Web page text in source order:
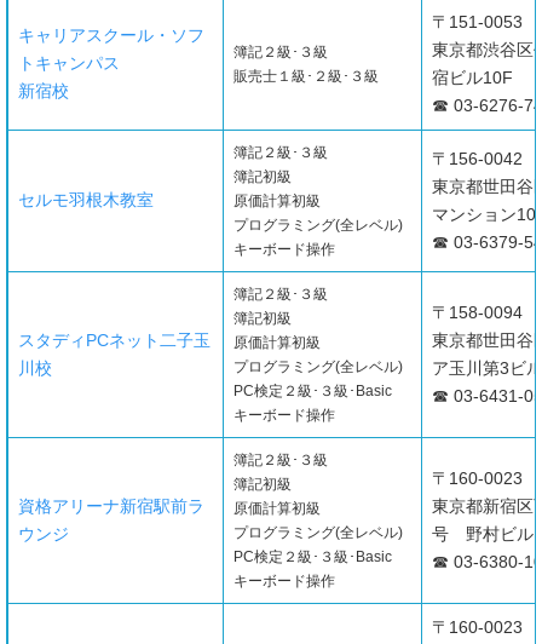
キャリアスクール・ソフ
トキャンパス
新宿校
簿記２級･３級
販売士１級･２級･３級
〒151-0053
東京都渋谷
宿ビル10F
☎ 03-6276-
セルモ羽根木教室
簿記２級･３級
簿記初級
原価計算初級
プログラミング(全レベル)
キーボード操作
〒156-0042
東京都世田
マンション
☎ 03-6379-
スタディPCネット二子玉
川校
簿記２級･３級
簿記初級
原価計算初級
プログラミング(全レベル)
PC検定２級･３級･Basic
キーボード操作
〒158-0094
東京都世田
ア玉川第3ビ
☎ 03-6431-
資格アリーナ新宿駅前ラ
ウンジ
簿記２級･３級
簿記初級
原価計算初級
プログラミング(全レベル)
PC検定２級･３級･Basic
キーボード操作
〒160-0023
東京都新宿区
号 野村ビル
☎ 03-6380-
〒160-0023